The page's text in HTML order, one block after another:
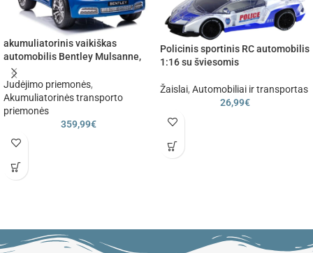
akumuliatorinis vaikiškas
automobilis Bentley Mulsanne,
mėlyna spalva
Judėjimo priemonės,
Akumuliatorinės transporto
priemonės
359,99€
Policinis sportinis RC automobilis
1:16 su šviesomis
Žaislai, Automobiliai ir transportas
26,99€